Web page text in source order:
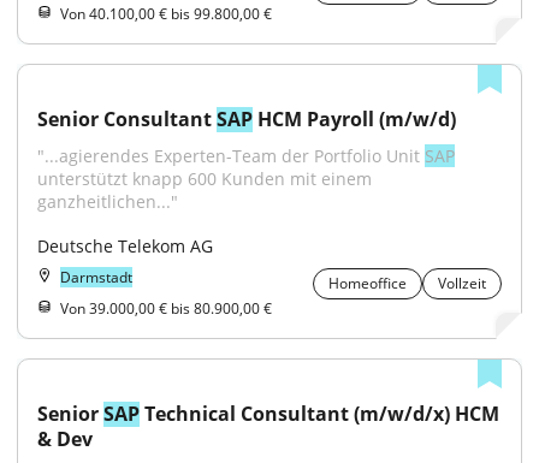
Von 40.100,00 € bis 99.800,00 €
Senior Consultant SAP HCM Payroll (m/w/d)
"...agierendes Experten-Team der Portfolio Unit SAP
unterstützt knapp 600 Kunden mit einem
ganzheitlichen..."
Deutsche Telekom AG
Darmstadt Homeoffice
Vollzeit
Von 39.000,00 € bis 80.900,00 €
Senior SAP Technical Consultant (m/w/d/x) HCM
& Dev